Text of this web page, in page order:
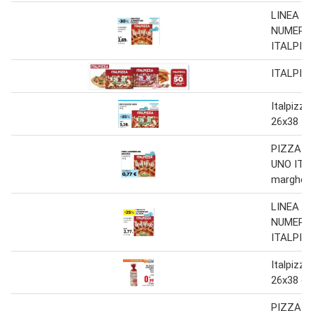
LINEA
Italpizza
26x38
PIZZA
UNO
LINEA
Italpizza
26x38
PIZZA